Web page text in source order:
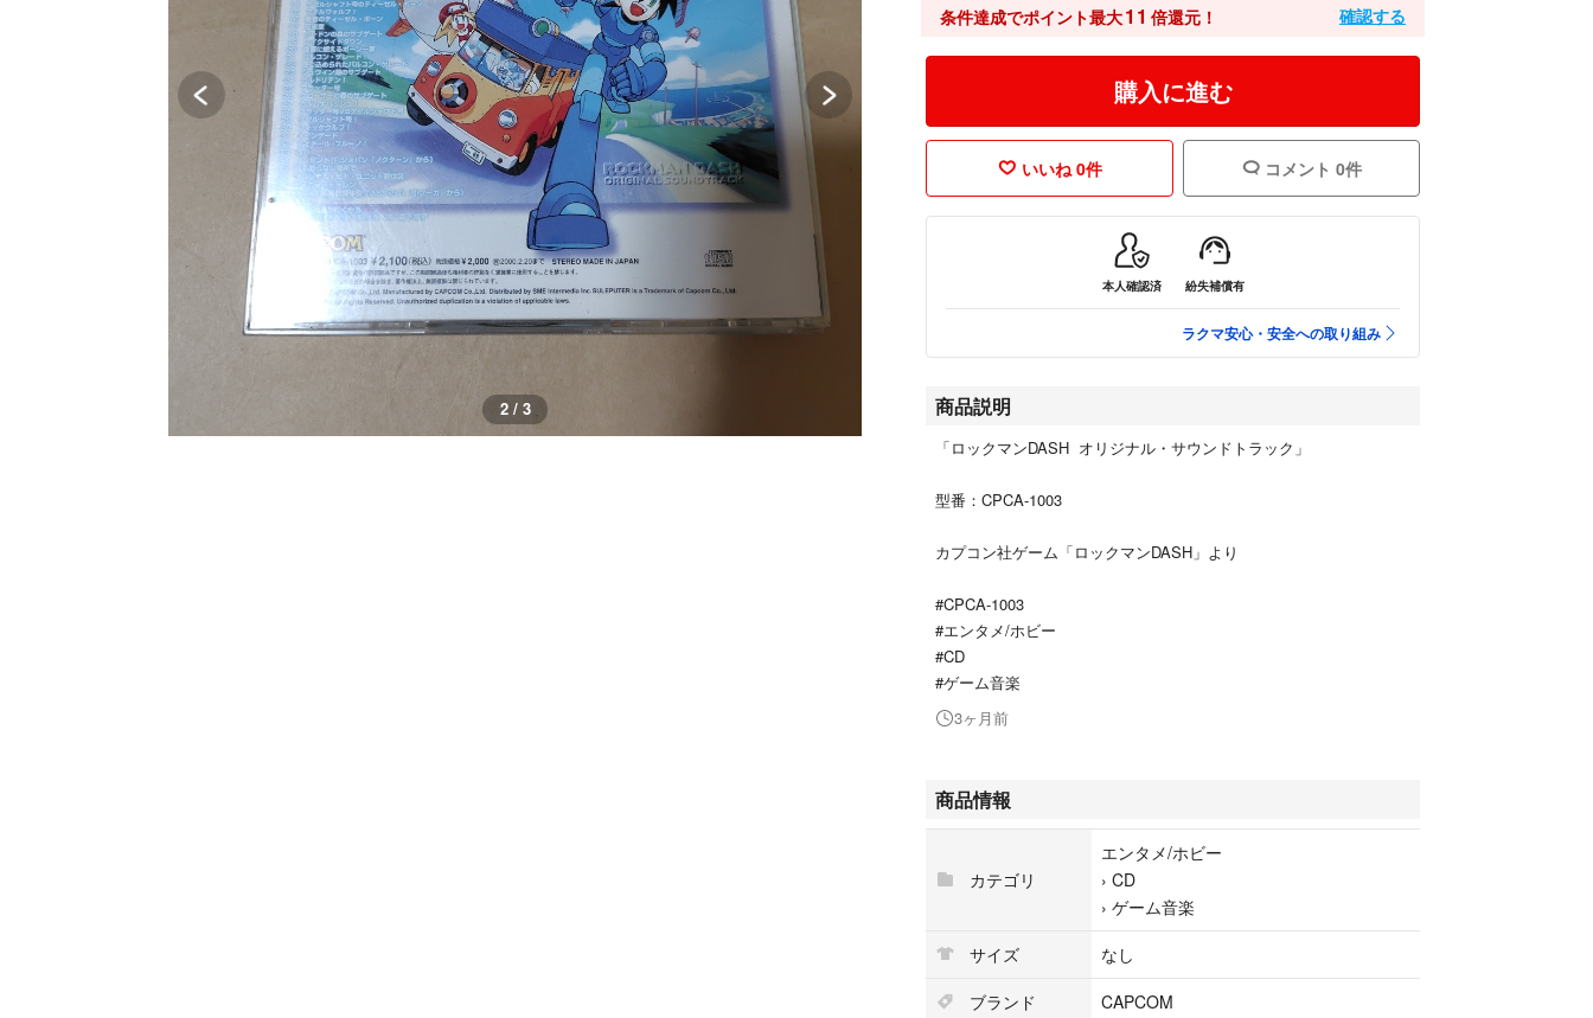
3 / 3
条件達成でポイント最大11 倍還元！ 確認する
購入に進む
いいね 0件 コメント 0件
本人確認済 紛失補償有
ラクマ安心・安全への取り組み
商品説明
「ロックマンDASH オリジナル・サウンドトラック」
型番：CPCA-1003
カプコン社ゲーム「ロックマンDASH」より
#CPCA-1003
#エンタメ/ホビー
#CD
#ゲーム音楽
3ヶ月前
商品情報
カテゴリ
エンタメ/ホビー
› CD
› ゲーム音楽
サイズ
なし
ブランド
CAPCOM